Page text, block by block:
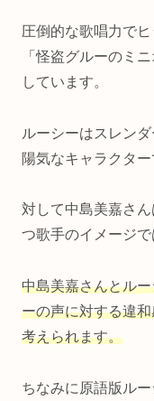
圧倒的な歌唱力で
「怪盗グルーのミ
しています。
ルーシーはスレン
陽気なキャラクター
対して中島美嘉さ
つ歌手のイメージで
中島美嘉さんとル
ーの声に対する違
考えられます。
ちなみに原語版ル